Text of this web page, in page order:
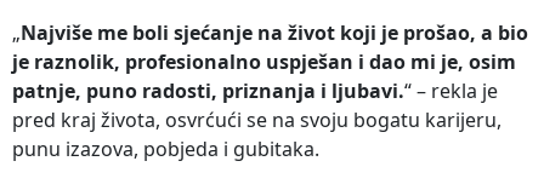
„Najviše me boli sjećanje na život koji je prošao, a bio
je raznolik, profesionalno uspješan i dao mi je, osim
patnje, puno radosti, priznanja i ljubavi.“ – rekla je
pred kraj života, osvrćući se na svoju bogatu karijeru,
punu izazova, pobjeda i gubitaka.